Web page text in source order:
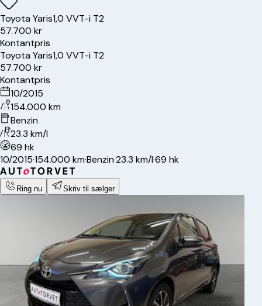
ToyotaYaris1,0 VVT-i T2
57.700 kr
Kontantpris
ToyotaYaris1,0 VVT-i T2
57.700 kr
Kontantpris
10/2015
154.000 km
Benzin
23.3 km/l
69 hk
10/2015·154.000 km·Benzin·23.3 km/l·69 hk
Ring nu Skriv til sælger